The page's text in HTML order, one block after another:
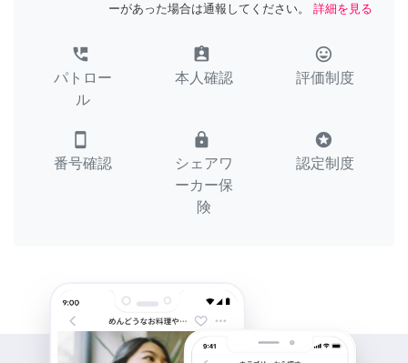
ーがあった場合は通報してください。
詳細を見る
perm_phone_msg
パトロー
ル
assignment_ind
本人確認
tag_faces
評価制度
smartphone
番号確認
lock
シェアワ
ーカー保
険
stars
認定制度